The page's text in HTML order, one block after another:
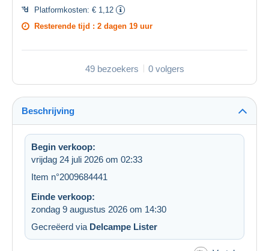
Platformkosten: € 1,12
Resterende tijd : 2 dagen 19 uur
49 bezoekers 0 volgers
Beschrijving
Begin verkoop:
vrijdag 24 juli 2026 om 02:33
Item n°2009684441
Einde verkoop:
zondag 9 augustus 2026 om 14:30
Gecreëerd via Delcampe Lister